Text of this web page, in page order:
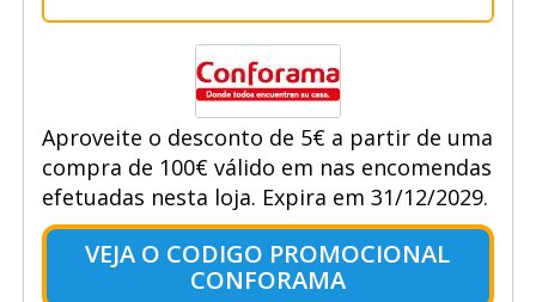
Aproveite o desconto de 5€ a partir de uma
compra de 100€ válido em nas encomendas
efetuadas nesta loja. Expira em 31/12/2029.
VEJA O CODIGO PROMOCIONAL
CONFORAMA